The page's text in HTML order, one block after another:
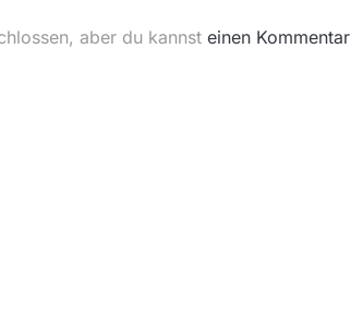
aber du kannst einen Kommentar